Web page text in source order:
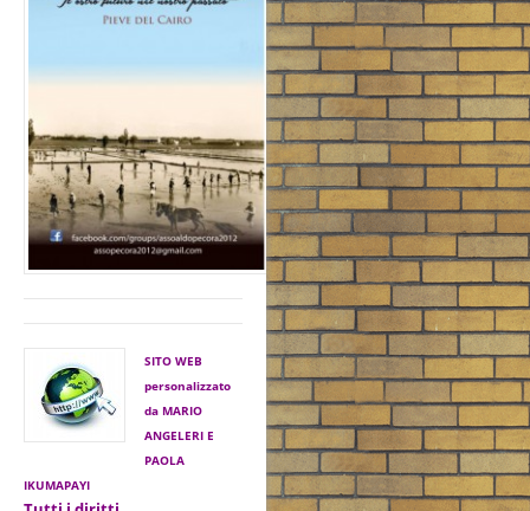
SITO WEB
personalizzato
da MARIO
ANGELERI E
PAOLA
IKUMAPAYI